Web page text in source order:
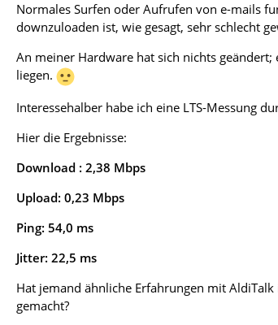
Normales Surfen oder Aufrufen von e-mails
downzuloaden ist, wie gesagt, sehr schlecht
An meiner Hardware hat sich nichts
liegen.
Interessehalber habe ich eine LTS-Messung
Hier die Ergebnisse:
Download : 2,38 Mbps
Upload: 0,23 Mbps
Ping: 54,0 ms
Jitter: 22,5 ms
Hat jemand ähnliche Erfahrungen mit
gemacht?